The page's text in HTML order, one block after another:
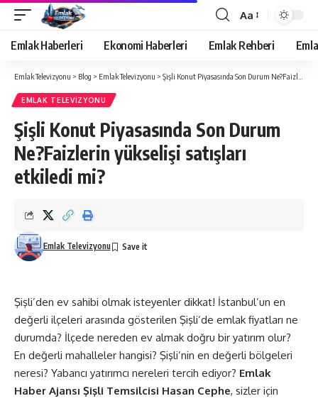
Yazı
Tipi
Boyutlandırıcı
Aa
Emlak Haberleri Ekonomi Haberleri Emlak Rehberi
Emlak Televizyonu > Blog > Emlak Televizyonu > Şişli Konut Piyasasında Son Durum Ne?Faizlerin yükselişi satışları etkiledi mi?
EMLAK TELEVIZYONU
Şişli Konut Piyasasında Son Durum
Ne?Faizlerin yükselişi satışları
etkiledi mi?
Emlak Televizyonu
Şişli’den ev sahibi olmak isteyenler dikkat! İstanbul’un en
değerli ilçeleri arasında gösterilen Şişli’de emlak fiyatları ne
durumda? İlçede nereden ev almak doğru bir yatırım olur?
En değerli mahalleler hangisi? Şişli’nin en değerli bölgeleri
neresi? Yabancı yatırımcı nereleri tercih ediyor? Emlak
Haber Ajansı Şişli Temsilcisi Hasan Cephe, sizler için